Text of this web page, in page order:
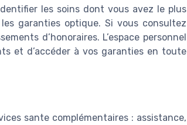
les soins dont vous avez le plus
garanties optique. Si vous consultez
d’honoraires. L’espace personnel
et d’accéder à vos garanties en toute
sante complémentaires : assistance,